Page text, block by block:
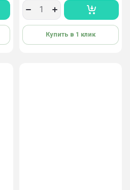
Купить в 1 клик